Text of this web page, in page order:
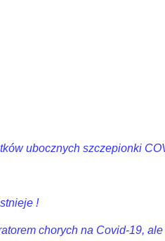
ubocznych szczepionki
!
chorych na Covid-19,